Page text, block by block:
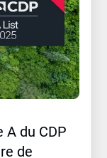
A du CDP
de